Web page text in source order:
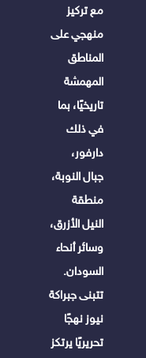
مع تركيز
منهجي على
المناطق
المهمشة
تاريخيًا، بما
في ذلك
دارفور،
جبال النوبة،
منطقة
النيل الأزرق،
وسائر أنحاء
السودان.
تتبنى جبراكة
نيوز نهجًا
تحريريًا يرتكز